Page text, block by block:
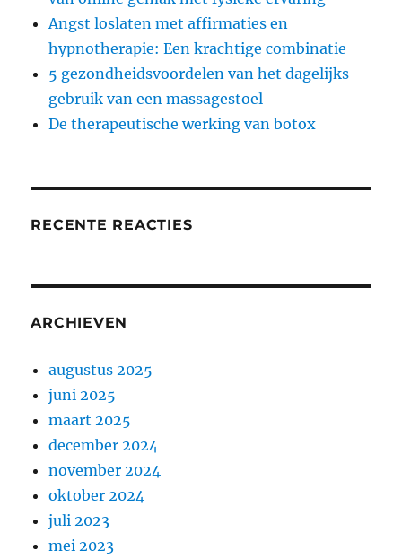
Angst loslaten met affirmaties en
hypnotherapie: Een krachtige combinatie
5 gezondheidsvoordelen van het dagelijks
gebruik van een massagestoel
De therapeutische werking van botox
RECENTE REACTIES
ARCHIEVEN
augustus 2025
juni 2025
maart 2025
december 2024
november 2024
oktober 2024
juli 2023
mei 2023